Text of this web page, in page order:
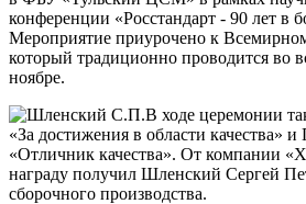
конференции «Росстандарт - 90 лет в
Мероприятие приурочено к
который традиционно проводится во
ноябре.
В ходе церемонии
«За достижения в области качества»
«Отличник качества». От компании
награду получил Шленский Сергей
сборочного производства.